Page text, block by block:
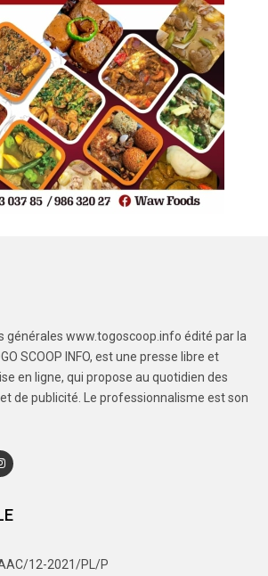
générales www.togoscoop.info édité par la
SCOOP INFO, est une presse libre et
en ligne, qui propose au quotidien des
de publicité. Le professionnalisme est son
12-2021/PL/P